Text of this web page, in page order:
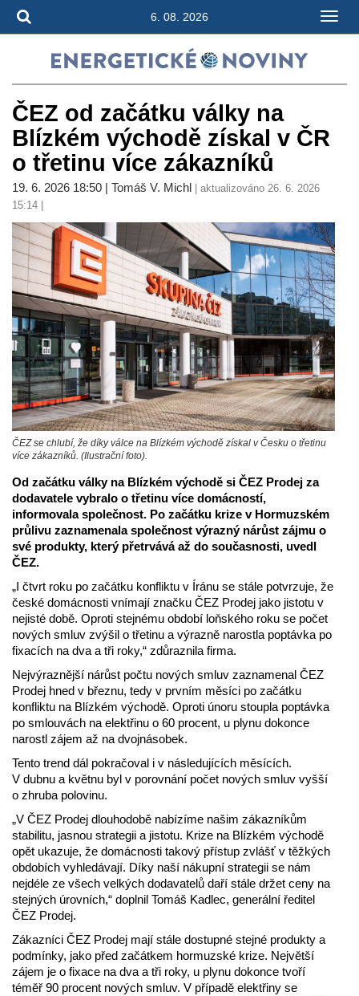
6. 08. 2026
ČEZ od začátku války na
Blízkém východě získal v ČR
o třetinu více zákazníků
19. 6. 2026 18:50 | Tomáš V. Michl | aktualizováno 26. 6. 2026
15:14 |
ČEZ se chlubí, že díky válce na Blízkém východě získal v Česku o třetinu
více zákazníků. (Ilustrační foto).
Od začátku války na Blízkém východě si ČEZ Prodej za
dodavatele vybralo o třetinu více domácností,
informovala společnost. Po začátku krize v Hormuzském
průlivu zaznamenala společnost výrazný nárůst zájmu o
své produkty, který přetrvává až do současnosti, uvedl
ČEZ.
„I čtvrt roku po začátku konfliktu v Íránu se stále potvrzuje, že
české domácnosti vnímají značku ČEZ Prodej jako jistotu v
nejisté době. Oproti stejnému období loňského roku se počet
nových smluv zvýšil o třetinu a výrazně narostla poptávka po
fixacích na dva a tři roky,“ zdůraznila firma.
Nejvýraznější nárůst počtu nových smluv zaznamenal ČEZ
Prodej hned v březnu, tedy v prvním měsíci po začátku
konfliktu na Blízkém východě. Oproti únoru stoupla poptávka
po smlouvách na elektřinu o 60 procent, u plynu dokonce
narostl zájem až na dvojnásobek.
Tento trend dál pokračoval i v následujících měsících.
V dubnu a květnu byl v porovnání počet nových smluv vyšší
o zhruba polovinu.
„V ČEZ Prodej dlouhodobě nabízíme našim zákazníkům
stabilitu, jasnou strategii a jistotu. Krize na Blízkém východě
opět ukazuje, že domácnosti takový přístup zvlášť v těžkých
obdobích vyhledávají. Díky naší nákupní strategii se nám
nejdéle ze všech velkých dodavatelů daří stále držet ceny na
stejných úrovních,“ doplnil Tomáš Kadlec, generální ředitel
ČEZ Prodej.
Zákazníci ČEZ Prodej mají stále dostupné stejné produkty a
podmínky, jako před začátkem hormuzské krize. Největší
zájem je o fixace na dva a tři roky, u plynu dokonce tvoří
téměř 90 procent nových smluv. V případě elektřiny se